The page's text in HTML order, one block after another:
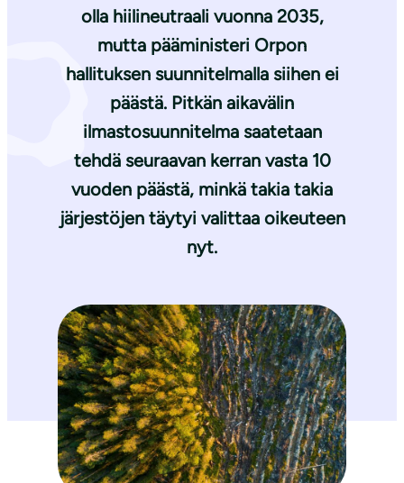
olla hiilineutraali vuonna 2035,
mutta pääministeri Orpon
hallituksen suunnitelmalla siihen ei
päästä. Pitkän aikavälin
ilmastosuunnitelma saatetaan
tehdä seuraavan kerran vasta 10
vuoden päästä, minkä takia takia
järjestöjen täytyi valittaa oikeuteen
nyt.